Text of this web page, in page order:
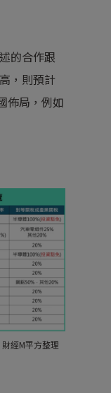
的合作跟
，則預計
佈局，例如
經M平方整理